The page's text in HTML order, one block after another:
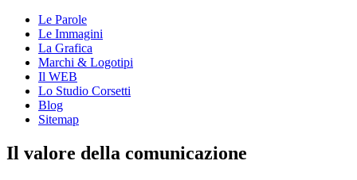
Le Parole
Le Immagini
La Grafica
Marchi & Logotipi
Il WEB
Lo Studio Corsetti
Blog
Sitemap
Il valore della comunicazione